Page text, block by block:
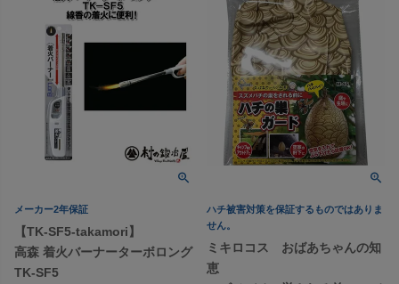
メーカー2年保証
【TK-SF5-takamori】
高森 着火バーナーターボロング
TK-SF5
ハチ被害対策を保証するものではありま
せん。
ミキロコス おばあちゃんの知
恵